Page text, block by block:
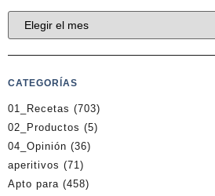
CATEGORÍAS
01_Recetas (703)
02_Productos (5)
04_Opinión (36)
aperitivos (71)
Apto para (458)